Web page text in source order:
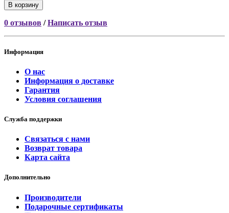
В корзину
0 отзывов /Написать отзыв
Информация
О нас
Информация о доставке
Гарантия
Условия соглашения
Служба поддержки
Связаться с нами
Возврат товара
Карта сайта
Дополнительно
Производители
Подарочные сертификаты